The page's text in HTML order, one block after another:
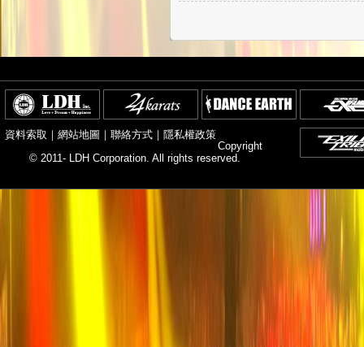
資料索取 ｜ 網站地圖 ｜ 聯絡方式 ｜ 隱私權政策
Copyright
© 2011- LDH Corporation. All rights reserved.